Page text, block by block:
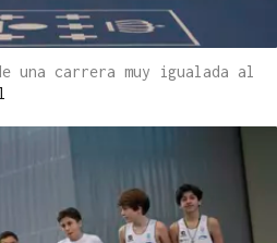
una carrera muy igualada al